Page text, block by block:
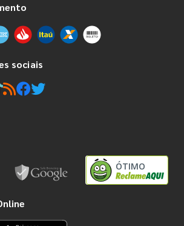
sociais
ÓTIMO